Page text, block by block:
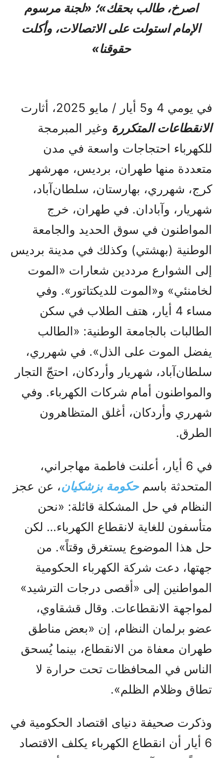
اصرخ، طالب بحقك»؛ «لجنة مرسوم
الإمام استولت على الاتصالات، وأكلت
حقوقنا»
في يومي 4 و5 أيار / مايو 2025، أثارت
الانقطاعات المتكررة وغير المبرمجة
للكهرباء احتجاجات واسعة في مدن
متعددة منها طهران، برديس، مهرشهر
كرج، شهرري، بهارستان، سلطان‌آباد،
شهريار، وآبادان. في طهران، خرج
المواطنون في سوق الحديد والجامعة
الوطنية (بهشتي) وكذلك في مدينة برديس
إلى الشوارع مرددين شعارات «الموت
لخامنئي» و«الموت للديكتاتور». وفي
مساء 4 أیار، هتف الطلاب في سكن
الطالبات بالجامعة الوطنية: «الطالب
يفضل الموت على الذل». في شهرري،
سلطان‌آباد، شهريار وأردكان، احتجّ التجار
والمواطنون أمام شركات الكهرباء. وفي
شهرري وأردكان، أغلق المتظاهرون
الطرق.
في 6 أیار، أعلنت فاطمة مهاجراني،
المتحدثة باسمحكومة بزشكيان، عن عجز
النظام في حل المشكلة قائلة: «نحن
متأسفون للغاية لانقطاع الكهرباء… لكن
حل هذا الموضوع يستغرق وقتاً». من
جهتها، دعت شركة الكهرباء الحكومية
المواطنين إلى «أقصى درجات الترشيد»
لمواجهة الانقطاعات. وقال قشقاوي،
عضو برلمان النظام، إن «بعض مناطق
طهران معفاة من الانقطاع، بينما يُسحق
الناس في المحافظات تحت حرارة لا
تطاق وظلام الظلم».
وذكرت صحيفة دنيای اقتصاد الحكومية في
6 أیار أن انقطاع الكهرباء يكلف الاقتصاد